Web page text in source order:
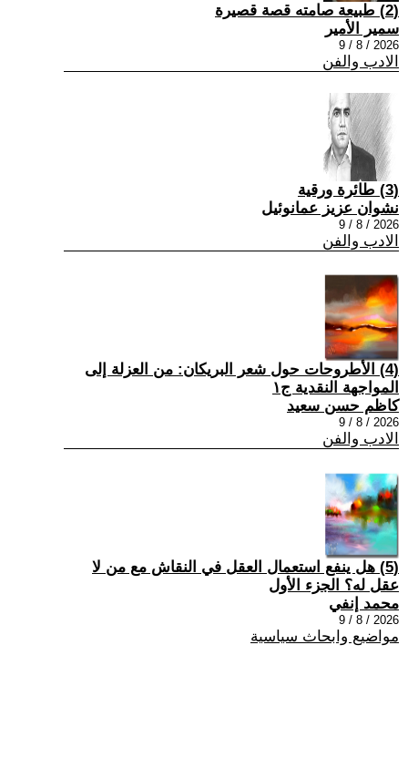
(2) طبيعة صامته قصة قصيرة
سمير الأمير
2026 / 8 / 9
الادب والفن
(3) طائرة ورقية
نشوان عزيز عمانوئيل
2026 / 8 / 9
الادب والفن
(4) الأطروحات حول شعر البريكان: من العزلة إلى
المواجهة النقدية ج١
كاظم حسن سعيد
2026 / 8 / 9
الادب والفن
(5) هل ينفع استعمال العقل في النقاش مع من لا
عقل له؟ الجزء الأول
محمد إنفي
2026 / 8 / 9
مواضيع وابحاث سياسية